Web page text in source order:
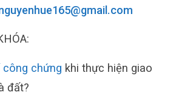
công chứng khi thực hiện giao
đất?